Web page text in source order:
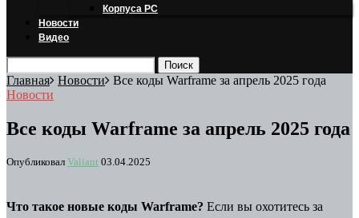
Корпуса PC
Новости
Видео
Главная Новости
Все коды Warframe за апрель 2025 года
Новости
Все коды Warframe за апрель 2025 года
Опубликовал Valiant 03.04.2025
Что такое новые коды Warframe? Если вы охотитесь за